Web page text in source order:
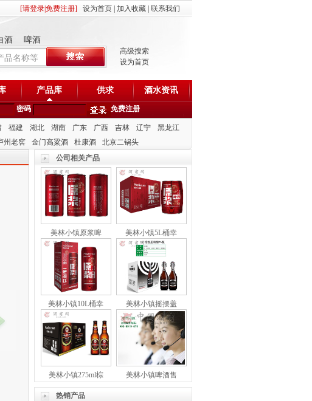
[请登录免费注册] 设为首页 加入收藏 联系我们
酒 啤酒
高级搜索
设为首页
产品库 供求 酒水资讯
密码 免费注册
福建 湖北 湖南 广东 广西 吉林 辽宁
黑龙江
州老窖 金门高粱酒 杜康酒
北京二锅头
公司相关产品
美林小镇原浆啤 美林小镇5L桶幸
美林小镇10L桶幸 美林小镇摇摆盖
美林小镇275ml棕 美林小镇啤酒售
热销产品